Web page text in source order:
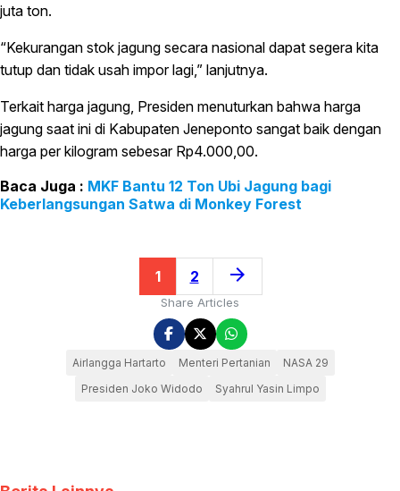
juta ton.
“Kekurangan stok jagung secara nasional dapat segera kita
tutup dan tidak usah impor lagi,” lanjutnya.
Terkait harga jagung, Presiden menuturkan bahwa harga
jagung saat ini di Kabupaten Jeneponto sangat baik dengan
harga per kilogram sebesar Rp4.000,00.
MKF Bantu 12 Ton Ubi Jagung bagi
Keberlangsungan Satwa di Monkey Forest
1 2 arrow_forward
Share Articles
Airlangga Hartarto Menteri Pertanian
NASA 29
Presiden Joko Widodo
Syahrul Yasin Limpo